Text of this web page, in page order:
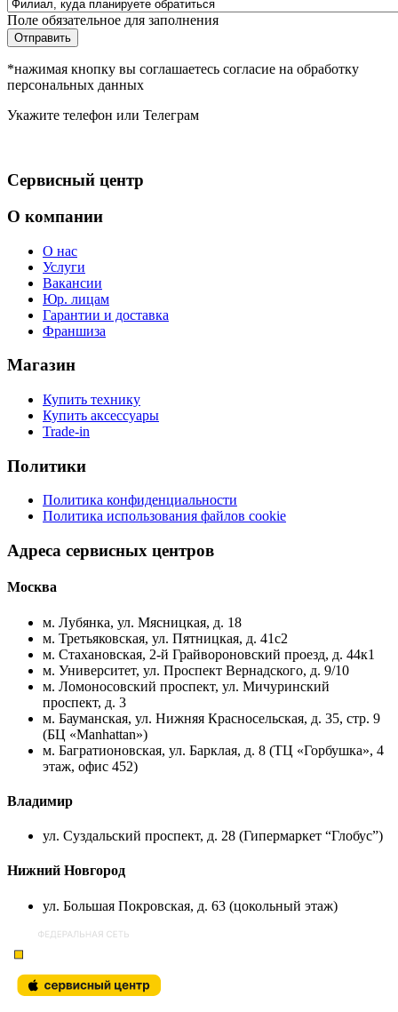
Поле обязательное для заполнения
Отправить
*нажимая кнопку вы соглашаетесь согласие на обработку
персональных данных
Укажите телефон или Телеграм
Сервисный центр
О компании
О нас
Услуги
Вакансии
Юр. лицам
Гарантии и доставка
Франшиза
Магазин
Купить технику
Купить аксессуары
Trade-in
Политики
Политика конфиденциальности
Политика использования файлов cookie
Адреса сервисных центров
Москва
м. Лубянка, ул. Мясницкая, д. 18
м. Третьяковская, ул. Пятницкая, д. 41с2
м. Стахановская, 2-й Грайвороновский проезд, д. 44к1
м. Университет, ул. Проспект Вернадского, д. 9/10
м. Ломоносовский проспект, ул. Мичуринский
проспект, д. 3
м. Бауманская, ул. Нижняя Красносельская, д. 35, стр. 9
(БЦ «Manhattan»)
м. Багратионовская, ул. Барклая, д. 8 (ТЦ «Горбушка», 4
этаж, офис 452)
Владимир
ул. Суздальский проспект, д. 28 (Гипермаркет “Глобус”)
Нижний Новгород
ул. Большая Покровская, д. 63 (цокольный этаж)